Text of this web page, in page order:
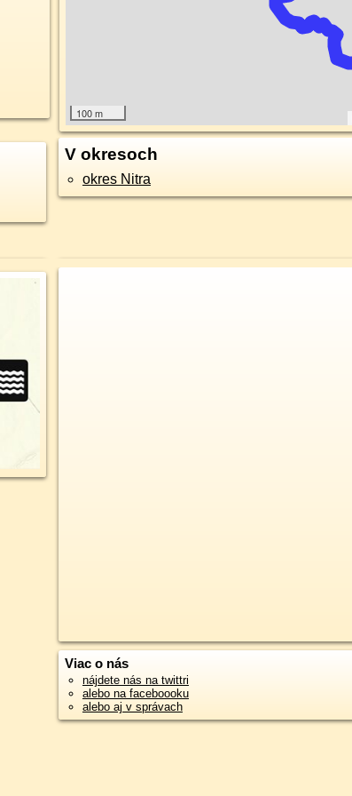
100 m
V okresoch
okres Nitra
Viac o nás
nájdete nás na twittri
alebo na faceboooku
alebo aj v správach